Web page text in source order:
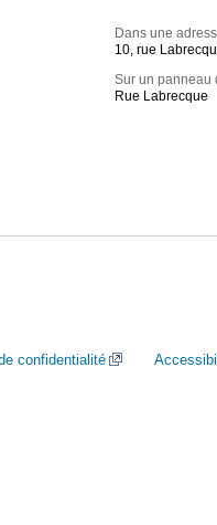
Dans une
10, rue
Sur un panneau
Rue Labrecque
confidentialité